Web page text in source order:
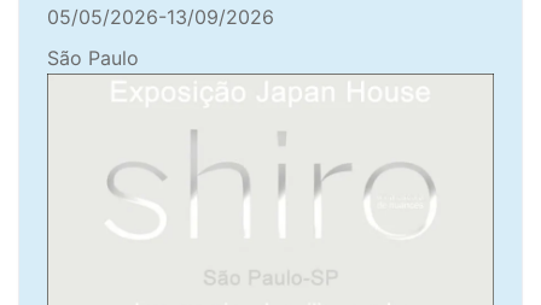
05/05/2026-13/09/2026
São Paulo